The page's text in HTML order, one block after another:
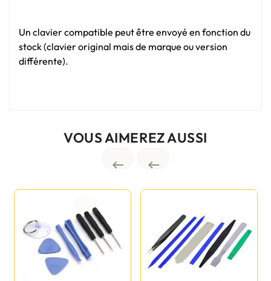
Un clavier compatible peut être envoyé en fonction du
stock (clavier original mais de marque ou version
différente).
VOUS AIMEREZ AUSSI
 